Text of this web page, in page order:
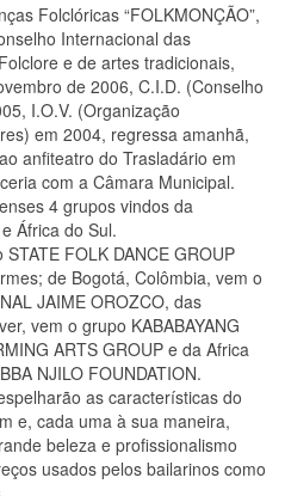
Folclóricas “FOLKMONÇÃO”,
Internacional das
e de artes tradicionais,
de 2006, C.I.D. (Conselho
I.O.V. (Organização
em 2004, regressa amanhã,
anfiteatro do Trasladário em
com a Câmara Municipal.
4 grupos vindos da
África do Sul.
FOLK DANCE GROUP
de Bogotá, Colômbia, vem o
JAIME OROZCO, das
vem o grupo KABABAYANG
ARTS GROUP e da Africa
NJILO FOUNDATION.
as características do
e, cada uma à sua maneira,
beleza e profissionalismo
usados pelos bailarinos como